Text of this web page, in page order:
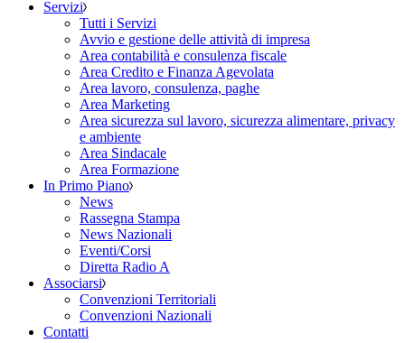
Servizi
Tutti i Servizi
Avvio e gestione delle attività di impresa
Area contabilità e consulenza fiscale
Area Credito e Finanza Agevolata
Area lavoro, consulenza, paghe
Area Marketing
Area sicurezza sul lavoro, sicurezza alimentare, privacy
e ambiente
Area Sindacale
Area Formazione
In Primo Piano
News
Rassegna Stampa
News Nazionali
Eventi/Corsi
Diretta Radio A
Associarsi
Convenzioni Territoriali
Convenzioni Nazionali
Contatti